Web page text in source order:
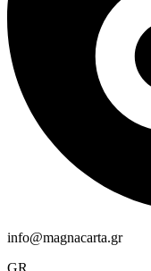
info@magnacarta.gr